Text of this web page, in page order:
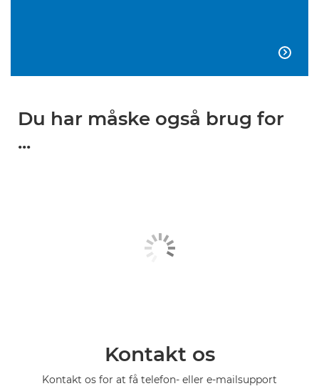

Du har måske også brug for
...
Kontakt os
Kontakt os for at få telefon- eller e-mailsupport